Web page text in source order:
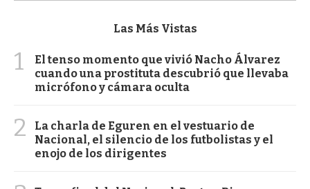
Las Más Vistas
1
El tenso momento que vivió Nacho Álvarez
cuando una prostituta descubrió que llevaba
micrófono y cámara oculta
2
La charla de Eguren en el vestuario de
Nacional, el silencio de los futbolistas y el
enojo de los dirigentes